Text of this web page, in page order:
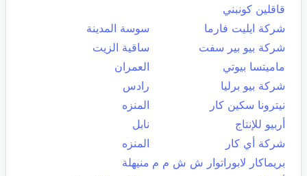
قاقلين كونبني
شركة ايليت فارما
سوسة المدينة
شركة بيو بير سفت
ساقية الزيت
ماميتسا بيوتي
العمران
شركة بيو برليا
رادس
نيترونا سكين كار
المنزه
أربيو للإنتاج
نابل
شركة أي كار
المنزه
بريماكار لابوراتوار ش ش م م منيهلة